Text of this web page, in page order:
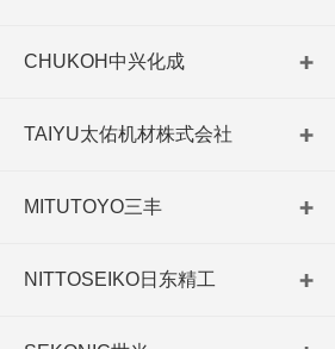
CHUKOH中兴化成
TAIYU太佑机材株式会社
MITUTOYO三丰
NITTOSEIKO日东精工